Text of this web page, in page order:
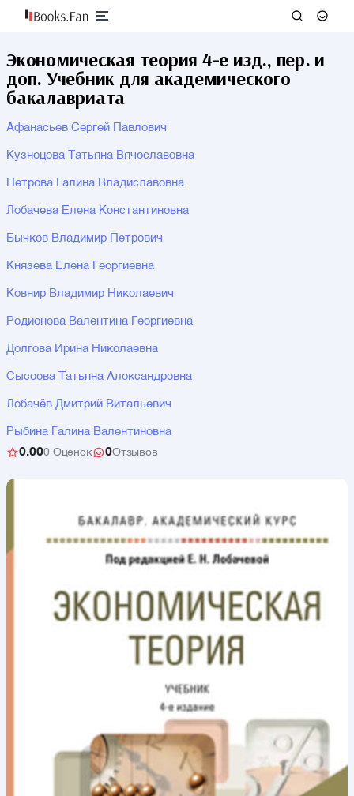
Экономическая теория 4-е изд., пер. и
доп. Учебник для академического
бакалавриата
Афанасьев Сергей Павлович
Кузнецова Татьяна Вячеславовна
Петрова Галина Владиславовна
Лобачева Елена Константиновна
Бычков Владимир Петрович
Князева Елена Георгиевна
Ковнир Владимир Николаевич
Родионова Валентина Георгиевна
Долгова Ирина Николаевна
Сысоева Татьяна Александровна
Лобачёв Дмитрий Витальевич
Рыбина Галина Валентиновна
0.000 Оценок 0Отзывов